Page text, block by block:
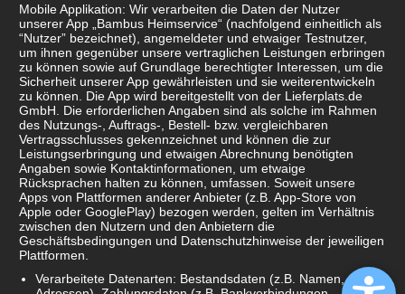
Mobile Applikation: Wir verarbeiten die Daten der Nutzer
unserer App „Bambus Heimservice“ (nachfolgend einheitlich als
“Nutzer” bezeichnet), angemeldeter und etwaiger Testnutzer,
um ihnen gegenüber unsere vertraglichen Leistungen erbringen
zu können sowie auf Grundlage berechtigter Interessen, um die
Sicherheit unserer App gewährleisten und sie weiterentwickeln
zu können. Die App wird bereitgestellt von der Lieferplats.de
GmbH. Die erforderlichen Angaben sind als solche im Rahmen
des Nutzungs-, Auftrags-, Bestell- bzw. vergleichbaren
Vertragsschlusses gekennzeichnet und können die zur
Leistungserbringung und etwaigen Abrechnung benötigten
Angaben sowie Kontaktinformationen, um etwaige
Rücksprachen halten zu können, umfassen. Soweit unsere
Apps von Plattformen anderer Anbieter (z.B. App-Store von
Apple oder GooglePlay) bezogen werden, gelten im Verhältnis
zwischen den Nutzern und den Anbietern die
Geschäftsbedingungen und Datenschutzhinweise der jeweiligen
Plattformen.
Verarbeitete Datenarten: Bestandsdaten (z.B. Namen,